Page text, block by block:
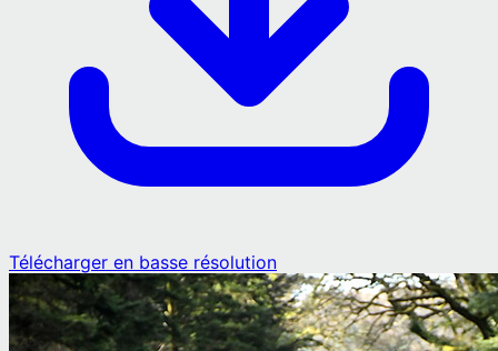
Télécharger en basse résolution